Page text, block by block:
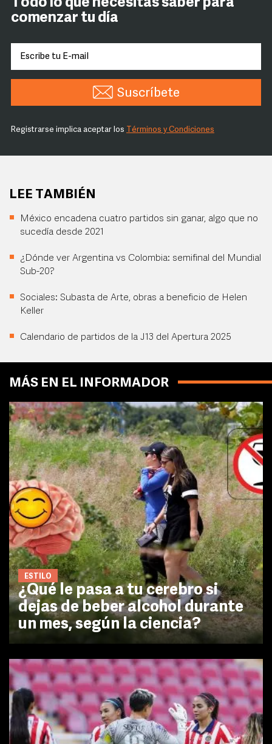
Todo lo que necesitas saber para
comenzar tu día
Suscríbete
Registrarse implica aceptar los Términos y Condiciones
LEE TAMBIÉN
México encadena cuatro partidos sin ganar, algo que no
sucedía desde 2021
¿Dónde ver Argentina vs Colombia: semifinal del Mundial
Sub-20?
Sociales: Subasta de Arte, obras a beneficio de Helen
Keller
Calendario de partidos de la J13 del Apertura 2025
MÁS EN EL INFORMADOR
ESTILO
¿Qué le pasa a tu cerebro si
dejas de beber alcohol durante
un mes, según la ciencia?